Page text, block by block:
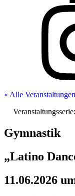
« Alle Veranstaltungen
Veranstaltungsserie:
Gymnastik
„Latino
11.06.2026